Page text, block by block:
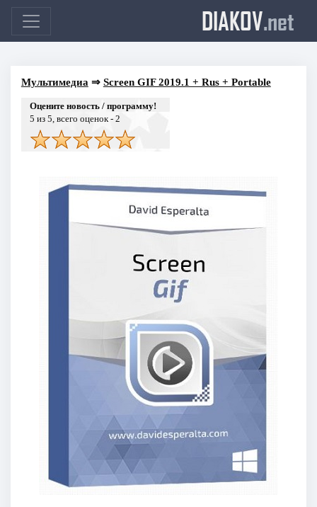
DIAKOV.net
Мультимедиа ⇒ Screen GIF 2019.1 + Rus + Portable
Оцените новость / программу!
5 из 5, всего оценок - 2